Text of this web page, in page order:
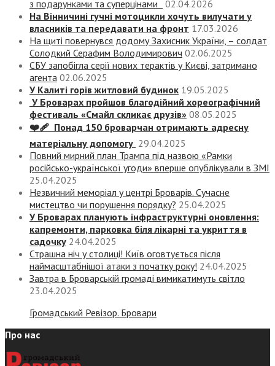
з подарунками та суперцінами
02.04.2026
На Вінничині гучні мотоцикли хочуть вилучати у
власників та передавати на фронт 17.03.2026
На щиті повернувся додому Захисник України, – солдат
Солодкий Серафим Володимирович 02.06.2025
СБУ запобігла серії нових терактів у Києві, затримано
агента 02.06.2025
У Калиті горів житловий будинок 19.05.2025
У Броварах пройшов благодійний хореографічний
фестиваль «Смайл скликає друзів» 08.05.2025
❤️‍🩹 Понад 150 броварчан отримають адресну
матеріальну допомогу 29.04.2025
Повний мирний план Трампа під назвою «‎Рамки
російсько-української угоди» вперше опублікували в ЗМІ
25.04.2025
Незвичний меморіал у центрі Броварів. Сучасне
мистецтво чи порушення порядку? 25.04.2025
У Броварах планують інфраструктурні оновлення:
капремонти, парковка біля лікарні та укриття в
садочку 24.04.2025
Страшна ніч у столиці! Київ оговтується після
наймасштабнішої атаки з початку року! 24.04.2025
Завтра в Броварській громаді вимикатимуть світло
23.04.2025
Громадський Ревізор. Бровари
Про нас